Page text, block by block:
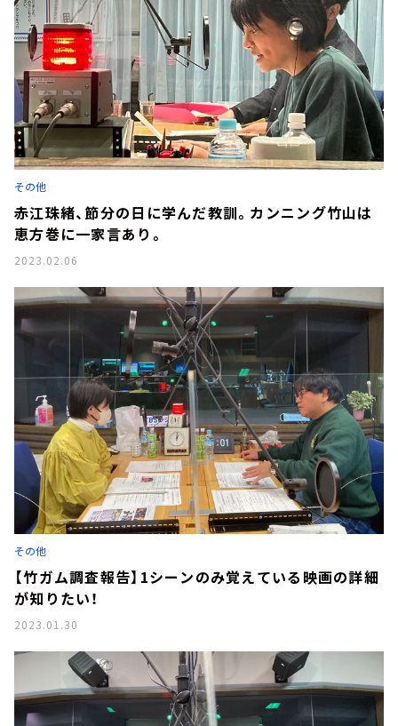
その他
赤江珠緒、節分の日に学んだ教訓。カンニング竹山は
恵方巻に一家言あり。
2023.02.06
その他
【竹ガム調査報告】1シーンのみ覚えている映画の詳細
が知りたい！
2023.01.30